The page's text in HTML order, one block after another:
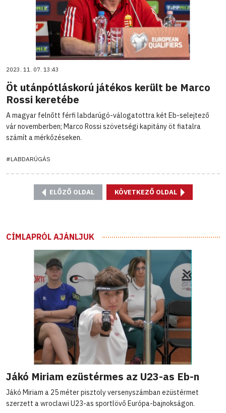
2023. 11. 07. 13:43
Öt utánpótláskorú játékos került be Marco
Rossi keretébe
A magyar felnőtt férfi labdarúgó-válogatottra két Eb-selejtező
vár novemberben; Marco Rossi szövetségi kapitány öt fiatalra
számít a mérkőzéseken.
#LABDARÚGÁS
ELŐZŐ OLDAL KÖVETKEZŐ OLDAL
CÍMLAPRÓL AJÁNLJUK
Jákó Miriam ezüstérmes az U23-as Eb-n
Jákó Miriam a 25 méter pisztoly versenyszámban ezüstérmet
szerzett a wroclawi U23-as sportlövő Európa-bajnokságon.